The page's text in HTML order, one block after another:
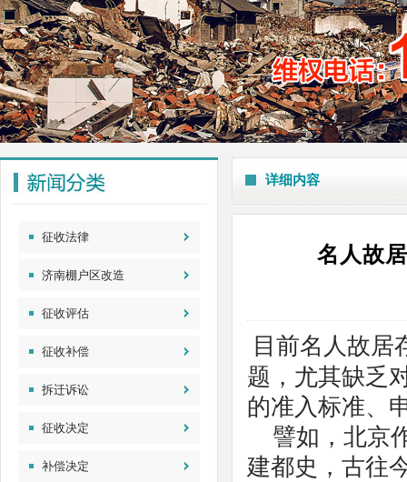
征收法律
济南棚户区改造
征收评估
征收补偿
拆迁诉讼
征收决定
补偿决定
详细内容
名人故
目前名人故居
题，尤其缺乏
的准入标准、
譬如，北京
建都史，古往